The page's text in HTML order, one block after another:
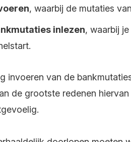
, waarbij de mutaties
inlezen, waarbij
invoeren van de
de grootste redenen